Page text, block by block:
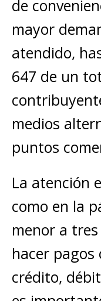
de
mayor
atendido,
647 de un
medios
puntos
La atención
como en la
menor a
hacer
crédito,